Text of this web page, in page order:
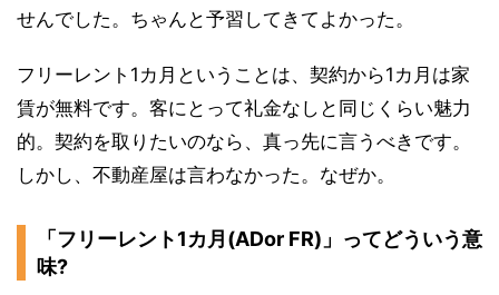
せんでした。ちゃんと予習してきてよかった。
フリーレント1カ月ということは、契約から1カ月は家
賃が無料です。客にとって礼金なしと同じくらい魅力
的。契約を取りたいのなら、真っ先に言うべきです。
しかし、不動産屋は言わなかった。なぜか。
「フリーレント1カ月(ADor FR)」ってどういう意
味?